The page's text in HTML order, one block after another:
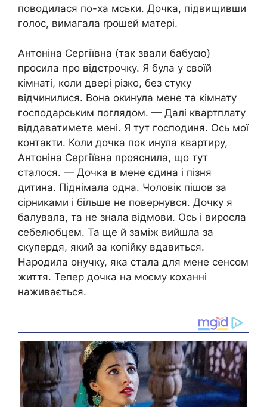
поводилася по-ха мськи. Дочка, підвищивши
голос, вимагала rрошей матері.
Антоніна Сергіївна (так звали бабусю)
просила про відстрочку. Я була у своїй
кімнаті, коли двері різко, без стуку
відчинилися. Вона окинула мене та кімнату
господарським поглядом. — Далі квартплату
віддаватимете мені. Я тут господиня. Ось мої
контакти. Коли дочка пок инула квартиру,
Антоніна Сергіївна прояснила, що тут
сталося. — Дочка в мене єдина і пізня
дитина. Піднімала одна. Чоловік пішов за
сірниками і більше не повернувся. Дочку я
балувала, та не знала відмови. Ось і виросла
себелюбцем. Та ще й заміж вийшла за
скупердя, який за копійку вдавиться.
Народила онучку, яка стала для мене сенсом
життя. Тепер дочка на моєму коханні
наживається.